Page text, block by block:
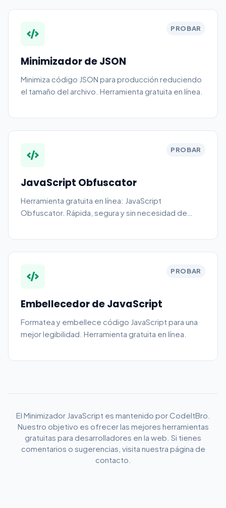
PROBAR
Minimizador de JSON
Minimiza código JSON para producción reduciendo
el tamaño del archivo. Herramienta gratuita en línea.
PROBAR
JavaScript Obfuscator
Herramienta gratuita en línea: JavaScript
Obfuscator. Rápida, segura y sin necesidad de
PROBAR
Embellecedor de JavaScript
Formatea y embellece código JavaScript para una
mejor legibilidad. Herramienta gratuita en línea.
El Minimizador JavaScript es mantenido por CodeItBro.
Nuestro objetivo es ofrecer las mejores herramientas
gratuitas para desarrolladores en la web. Si tienes
comentarios o sugerencias, visita nuestra página de
contacto.